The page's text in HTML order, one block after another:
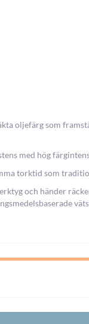
oljefärg som
med hög
torktid som
och händer